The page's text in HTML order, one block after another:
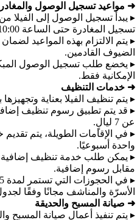
➜ مواعيد تسجيل الوصول
تسجيل المغادرة حتى الساعة 10:00 صباحًا.
▸ يتم الالتزام بهذه المواعيد
الضيوف القادمين.
▸ يخضع طلب تسجيل الوصول المبكر
الإمكانية فقط.
➜ خدمات التنظيف
▸ يتم تنظيف الفيلا بعناية
▸ قد يتم تطبيق رسوم تنظيف
عن 7 ليالٍ.
▸ في الإقامات الطويلة، يتم
واحدة أسبوعيًا.
▸ يمكن طلب خدمة تنظيف إضافية
مقابل رسوم إضافية.
الأسرّة والمناشف مجانًا وفقًا
➜ صيانة المسبح والحديقة
▸ يتم تنفيذ أعمال صيانة المسبح